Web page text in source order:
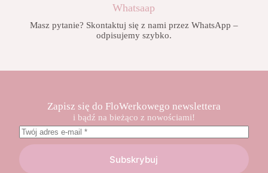
Whatsaap
Masz pytanie? Skontaktuj się z nami przez WhatsApp –
odpisujemy szybko.
Zapisz się do FloWerkowego newslettera
i bądź na bieżąco z nowościami!
Subskrybuj